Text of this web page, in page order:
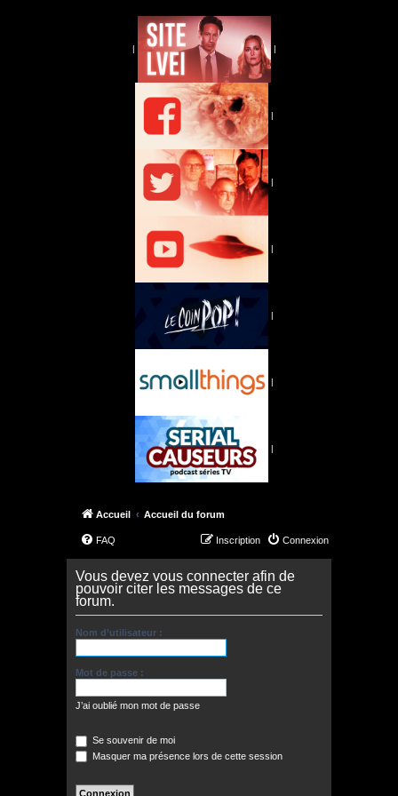
| |
|
|
|
|
|
|
Accueil Accueil du forum
FAQ Connexion
Inscription
Vous devez vous connecter afin de
pouvoir citer les messages de ce
forum.
Nom d’utilisateur :
Mot de passe :
J’ai oublié mon mot de passe
Se souvenir de moi
Masquer ma présence lors de cette session